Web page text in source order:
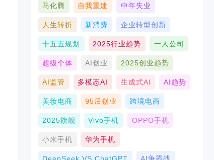
马化腾 自我重建 中年失业
人生转折 新消费 企业转型创新
十五五规划 2025行业趋势 一人公司
超级个体 AI创业 2025创业趋势
AI监管 多模态AI 生成式AI AI趋势
美妆电商 95后创业 跨境电商
2025旗舰 Vivo手机 OPPO手机
小米手机 华为手机